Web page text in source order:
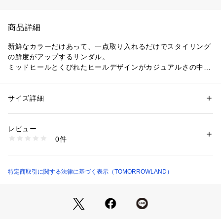
商品詳細
新鮮なカラーだけあって、一点取り入れるだけでスタイリング
の鮮度がアップするサンダル。
ミッドヒールとくびれたヒールデザインがカジュアルさの中に
〈Rupert Sanderson（ルパートサンダーソン）〉
ンド。
“less is more”をデザイン・フィロソフィに、クラシカルでミ
るようなシューズをクリエイトしています。
36 　23.0cm～23.5cm
37 　23.5cm～24.0cm
性別：レディース
素材：-
商品番号：
26014201022 （ショップ）
サイズ詳細
レビュー
0件
特定商取引に関する法律に基づく表示（TOMORROWLAND）